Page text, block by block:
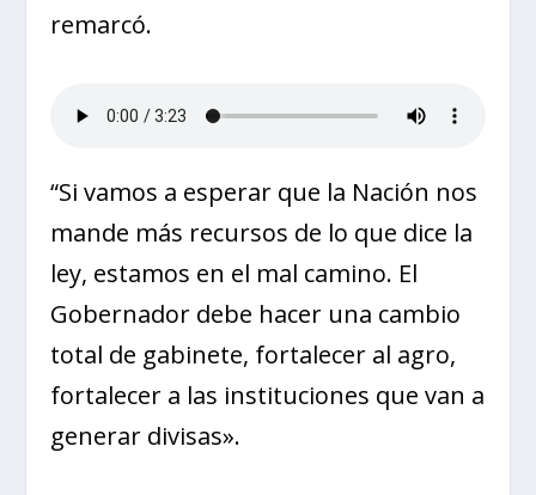
remarcó.
“Si vamos a esperar que la Nación nos
mande más recursos de lo que dice la
ley, estamos en el mal camino. El
Gobernador debe hacer una cambio
total de gabinete, fortalecer al agro,
fortalecer a las instituciones que van a
generar divisas».